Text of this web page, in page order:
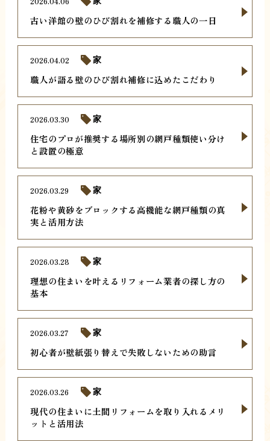
古い洋館の壁のひび割れを補修する職人の一日
職人が語る壁のひび割れ補修に込めたこだわり
2026.04.02 家
住宅のプロが推奨する場所別の網戸種類使い分け
と設置の極意
2026.03.30 家
花粉や黄砂をブロックする高機能な網戸種類の真
実と活用方法
2026.03.29 家
理想の住まいを叶えるリフォーム業者の探し方の
基本
2026.03.28 家
初心者が壁紙張り替えで失敗しないための助言
2026.03.27 家
現代の住まいに土間リフォームを取り入れるメリ
ットと活用法
2026.03.26 家